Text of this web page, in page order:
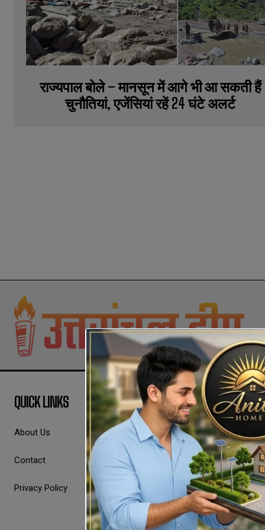
राज्यपाल बोले – मानसून में आगे भी आ सकती हैं
चुनौतियां, एजेंसियां रहें 24 घंटे अलर्ट
QUICK LINKS
About Us
Contact
Privacy Policy